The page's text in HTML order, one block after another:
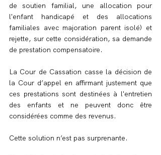
de soutien familial, une allocation pour
l'enfant handicapé et des allocations
familiales avec majoration parent isolé) et
rejette, sur cette considération, sa demande
de prestation compensatoire.
La Cour de Cassation casse la décision de
la Cour d’appel en affirmant justement que
ces prestations sont destinées à l'entretien
des enfants et ne peuvent donc être
considérées comme des revenus.
Cette solution n’est pas surprenante.